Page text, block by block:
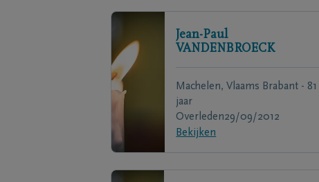
Jean-Paul
VANDENBROECK
Machelen, Vlaams Brabant - 81
jaar
Overleden29/09/2012
Bekijken